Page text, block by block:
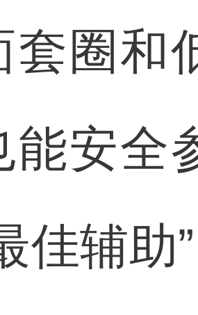
套圈和
能安全
佳辅